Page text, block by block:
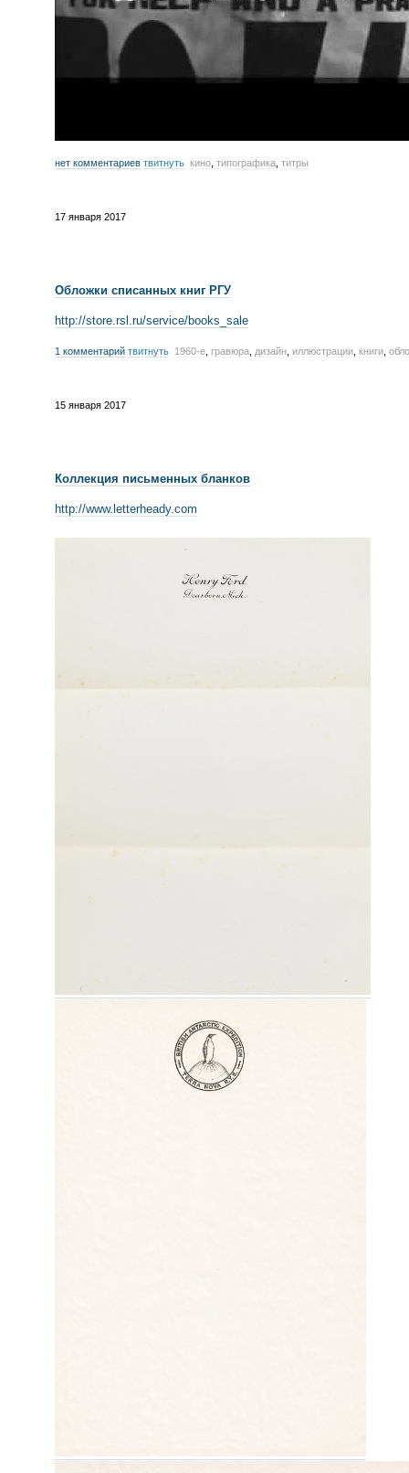
нет комментариев твитнуть кино типографика титры
17 января 2017
Обложки списанных книг РГУ
http://store.rsl.ru/service/books_sale
1 комментарий твитнуть 1960-е гравюра дизайн иллюстрации книги
15 января 2017
Коллекция письменных бланков
http://www.letterheady.com